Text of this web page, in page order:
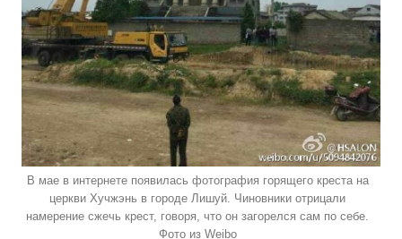
В мае в интернете появилась фотография горящего креста на
церкви Хучжэнь в городе Лишуй. Чиновники отрицали
намерение сжечь крест, говоря, что он загорелся сам по себе.
Фото из Weibo